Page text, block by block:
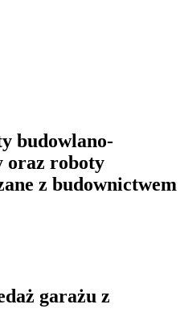
budowlano-
oraz roboty
z budownictwem
garażu z